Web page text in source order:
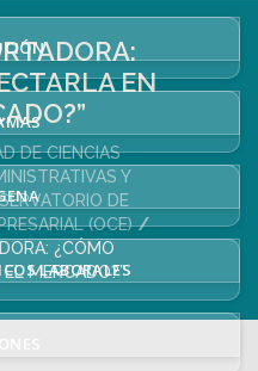
LABORALES
EN
DE CIENCIAS
Y
DE
(OCE)
¿CÓMO
MERCADO?”